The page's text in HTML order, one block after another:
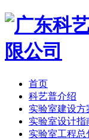
首页
科艺普介绍
实验室建设方
实验室设计指
实验室工程总